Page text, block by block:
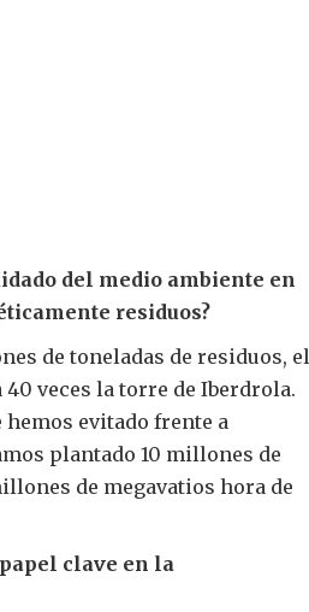
del medio ambiente en
residuos?
de toneladas de residuos, el
40 veces la torre de Iberdrola.
hemos evitado frente a
plantado 10 millones de
de megavatios hora de
clave en la